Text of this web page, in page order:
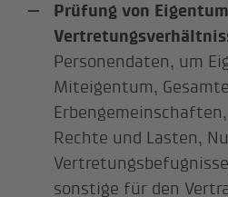
Prüfung von
Personendaten, um
Miteigentum,
Rechte und Lasten,
sonstige für den